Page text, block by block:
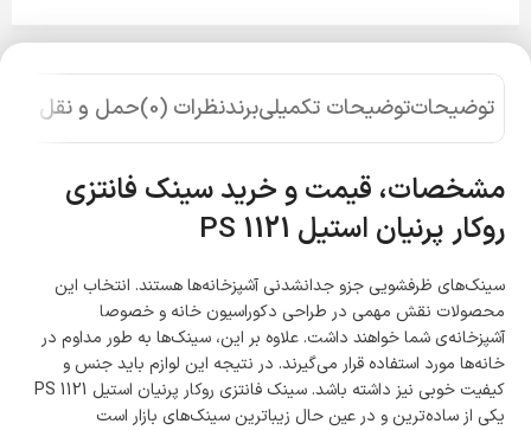
توضیحاتتوضیحات تکمیلیبرندنظرات (0) حمل و نقل کالا
مشخصات، قیمت و خرید سینک فانتزی
روکار پرنیان استیل PS 1121
سینک‌های ظرفشویی جزو جدانشدنی آشپزخانه‌ها هستند. انتخاب این
محصولات نقش مهمی در طراحی دکوراسیون خانه و خصوصا
آشپزخانه‌ی شما خواهند داشت. علاوه بر این، سینک‌ها به طور مداوم در
خانه‌ها مورد استفاده قرار می‌گیرند. در نتیجه این لوازم باید جنس و
کیفیت خوبی نیز داشته باشد. سینک فانتزی روکار پرنیان استیل PS 1121
یکی از ساده‌ترین و در عین حال زیباترین سینک‌های بازار است